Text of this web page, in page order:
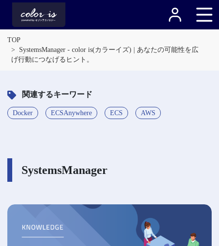
TOP
SystemsManager - color is(カラーイズ) | あなたの可能性を広
げ行動につなげるヒント。
関連するキーワード
Docker ECSAnywhere ECS AWS
SystemsManager